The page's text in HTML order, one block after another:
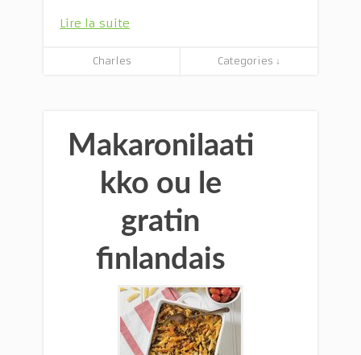
Lire la suite
Charles Categories ↓
Makaronilaati
kko ou le
gratin
finlandais